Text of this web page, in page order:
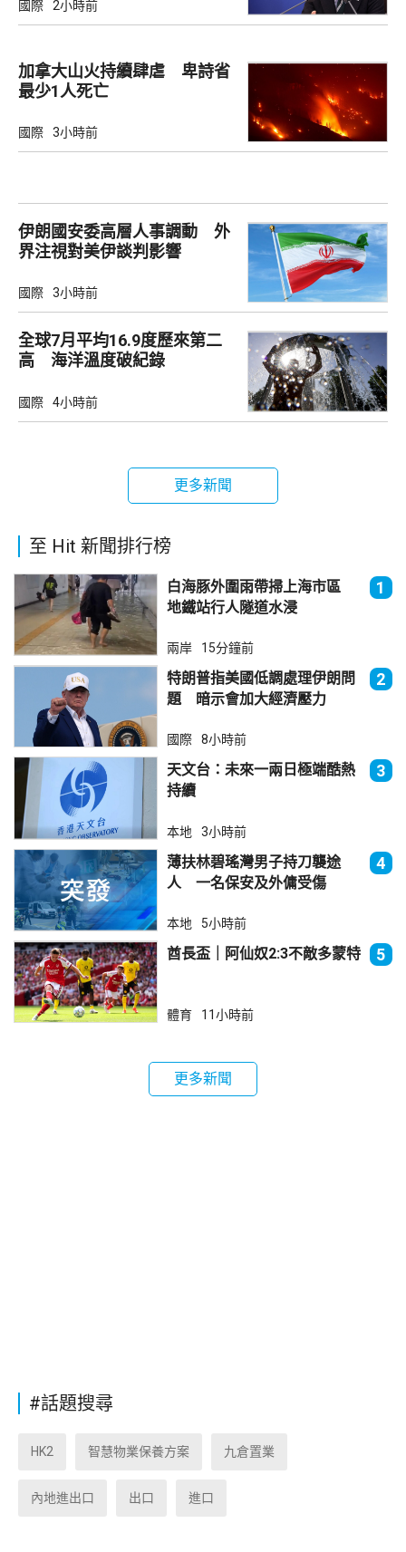
國際 2小時前
加拿大山火持續肆虐 卑詩省
最少1人死亡
國際 3小時前
伊朗國安委高層人事調動 外
界注視對美伊談判影響
國際 3小時前
全球7月平均16.9度歷來第二
高 海洋溫度破紀錄
國際 4小時前
更多新聞
至 Hit 新聞排行榜
白海豚外圍雨帶掃上海市區
地鐵站行人隧道水浸
1
兩岸 15分鐘前
特朗普指美國低調處理伊朗問
題 暗示會加大經濟壓力
2
國際 8小時前
天文台：未來一兩日極端酷熱
持續
3
本地 3小時前
薄扶林碧瑤灣男子持刀襲途
人 一名保安及外傭受傷
4
本地 5小時前
酋長盃｜阿仙奴2:3不敵多蒙特 5
體育 11小時前
更多新聞
#話題搜尋
HK2 智慧物業保養方案 九倉置業
內地進出口 出口 進口